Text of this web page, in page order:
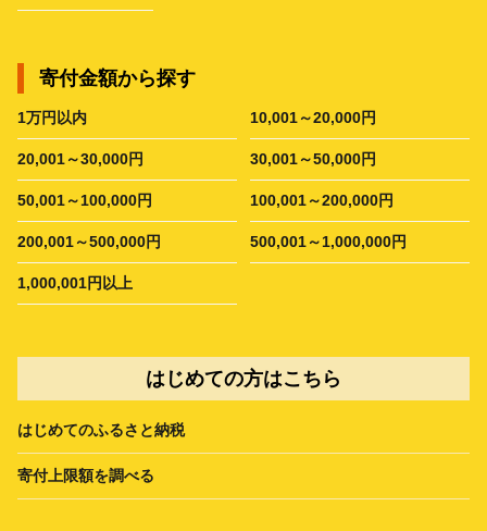
寄付金額から探す
1万円以内 10,001～20,000円
20,001～30,000円 30,001～50,000円
50,001～100,000円 100,001～200,000円
200,001～500,000円 500,001～1,000,000円
1,000,001円以上
はじめての方はこちら
はじめてのふるさと納税
寄付上限額を調べる